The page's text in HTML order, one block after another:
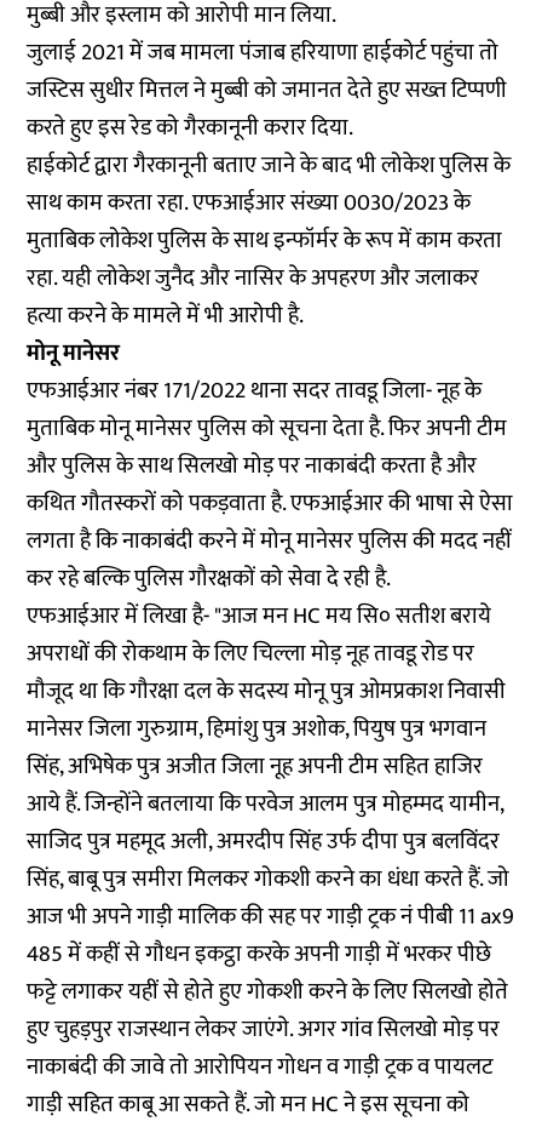
मुब्बी और इस्लाम को आरोपी मान लिया.
जुलाई 2021 में जब मामला पंजाब हरियाणा हाईकोर्ट पहुंचा तो
जस्टिस सुधीर मित्तल ने मुब्बी को जमानत देते हुए सख्त टिप्पणी
करते हुए इस रेड को गैरकानूनी करार दिया.
हाईकोर्ट द्वारा गैरकानूनी बताए जाने के बाद भी लोकेश पुलिस के
साथ काम करता रहा. एफआईआर संख्या 0030/2023 के
मुताबिक लोकेश पुलिस के साथ इन्फॉर्मर के रूप में काम करता
रहा. यही लोकेश जुनैद और नासिर के अपहरण और जलाकर
हत्या करने के मामले में भी आरोपी है.
मोनू मानेसर
एफआईआर नंबर 171/2022 थाना सदर तावडू जिला- नूह के
मुताबिक मोनू मानेसर पुलिस को सूचना देता है. फिर अपनी टीम
और पुलिस के साथ सिलखो मोड़ पर नाकाबंदी करता है और
कथित गौतस्करों को पकड़वाता है. एफआईआर की भाषा से ऐसा
लगता है कि नाकाबंदी करने में मोनू मानेसर पुलिस की मदद नहीं
कर रहे बल्कि पुलिस गौरक्षकों को सेवा दे रही है.
एफआईआर में लिखा है- "आज मन HC मय सि० सतीश बराये
अपराधों की रोकथाम के लिए चिल्ला मोड़ नूह तावडू रोड पर
मौजूद था कि गौरक्षा दल के सदस्य मोनू पुत्र ओमप्रकाश निवासी
मानेसर जिला गुरुग्राम, हिमांशु पुत्र अशोक, पियुष पुत्र भगवान
सिंह, अभिषेक पुत्र अजीत जिला नूह अपनी टीम सहित हाजिर
आये हैं. जिन्होंने बतलाया कि परवेज आलम पुत्र मोहम्मद यामीन,
साजिद पुत्र महमूद अली, अमरदीप सिंह उर्फ दीपा पुत्र बलविंदर
सिंह, बाबू पुत्र समीरा मिलकर गोकशी करने का धंधा करते हैं. जो
आज भी अपने गाड़ी मालिक की सह पर गाड़ी ट्रक नं पीबी 11 ax9
485 में कहीं से गौधन इकट्ठा करके अपनी गाड़ी में भरकर पीछे
फट्टे लगाकर यहीं से होते हुए गोकशी करने के लिए सिलखो होते
हुए चुहड़पुर राजस्थान लेकर जाएंगे. अगर गांव सिलखो मोड़ पर
नाकाबंदी की जावे तो आरोपियन गोधन व गाड़ी ट्रक व पायलट
गाड़ी सहित काबू आ सकते हैं. जो मन HC ने इस सूचना को